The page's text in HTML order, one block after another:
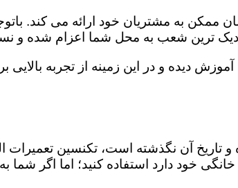
ممکن به مشتریان خود ارائه می کند.
ترین شعب به محل شما اعزام شده و
دیده و در این زمینه از تجربه
تاریخ آن نگذشته است، تکنسین
خود دارد استفاده کنید؛ اما اگر شما